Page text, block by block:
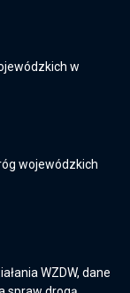
w
wojewódzkich
WZDW, dane